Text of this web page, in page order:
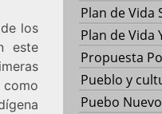
los
este
Plan de Vida
Plan de Vida
Propuesta
Pueblo y
Puebo